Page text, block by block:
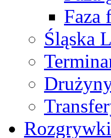
Faza
Śląska